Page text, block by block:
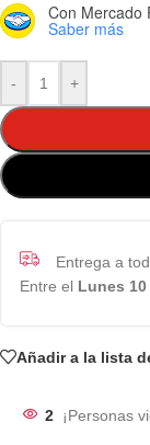
Con Mercado
Saber más
- +
Entrega a
Entre el Lunes
Añadir a la lista
2 ¡Personas